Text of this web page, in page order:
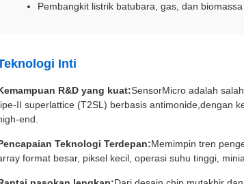
Pembangkit listrik batubara, gas, dan
Inti
R&D yang kuat:SensorMicro adalah
II superlattice (T2SL) berbasis antimonide,dengan
end.
Teknologi Terdepan:Memimpin tren
format besar, piksel kecil, operasi suhu tinggi,